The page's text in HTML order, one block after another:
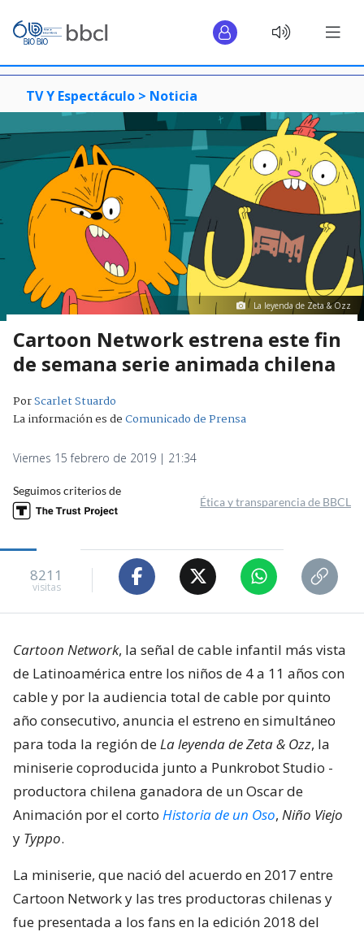
TV Y Espectáculo > Noticia
La leyenda de Zeta & Ozz
Cartoon Network estrena este fin
de semana serie animada chilena
PorScarlet Stuardo
La información es deComunicado de Prensa
Viernes 15 febrero de 2019 | 21:34
Seguimos criterios de
Ética y transparencia de BBCL
8211
visitas
Cartoon Network, la señal de cable infantil más vista
de Latinoamérica entre los niños de 4 a 11 años con
cable y por la audiencia total de cable por quinto
año consecutivo, anuncia el estreno en simultáneo
para toda la región deLa leyenda de Zeta & Ozz, la
miniserie coproducida junto a Punkrobot Studio -
productora chilena ganadora de un Oscar de
Animación por el corto Historia de un Oso, Niño Viejo
y Typpo.
La miniserie, que nació del acuerdo en 2017 entre
Cartoon Network y las tres productoras chilenas y
fue presentada a los fans en la edición 2018 del